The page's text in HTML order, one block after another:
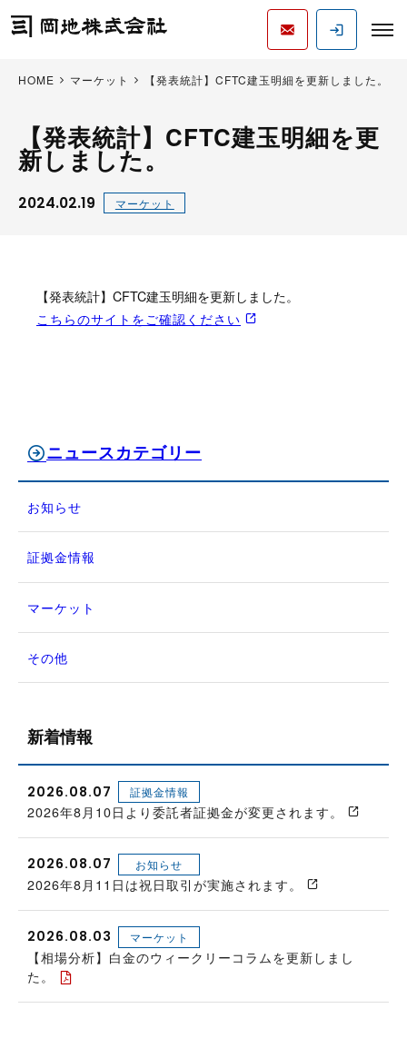
HOME マーケット 【発表統計】CFTC建玉明細を更新しました。
【発表統計】CFTC建玉明細を更
新しました。
2024.02.19 マーケット
【発表統計】CFTC建玉明細を更新しました。
こちらのサイトをご確認ください
ニュースカテゴリー
お知らせ
証拠金情報
マーケット
その他
新着情報
2026.08.07 証拠金情報
2026年8月10日より委託者証拠金が変更されます。
2026.08.07 お知らせ
2026年8月11日は祝日取引が実施されます。
2026.08.03 マーケット
【相場分析】白金のウィークリーコラムを更新しまし
た。